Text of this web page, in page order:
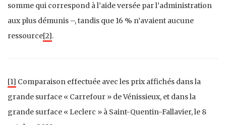
somme qui correspond à l’aide versée par l’administration
aux plus démunis –, tandis que 16 % n’avaient aucune
ressource[2].
[1] Comparaison effectuée avec les prix affichés dans la
grande surface « Carrefour » de Vénissieux, et dans la
grande surface « Leclerc » à Saint-Quentin-Fallavier, le 8